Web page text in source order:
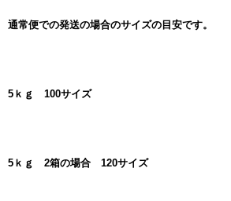
通常便での発送の場合のサイズの目安です。
5ｋｇ 100サイズ
5ｋｇ 2箱の場合 120サイズ